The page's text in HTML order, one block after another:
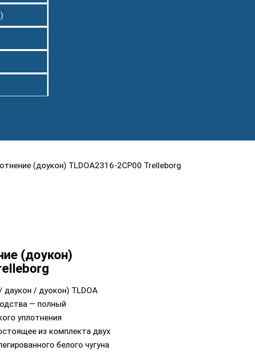
(доукон) TLDOA2316-2CP00 Trelleborg
(доукон)
/ дуокон) TLDOA
— полный
уплотнения
из комплекта двух
белого чугуна